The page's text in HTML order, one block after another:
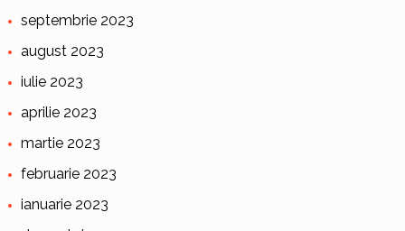
septembrie 2023
august 2023
iulie 2023
aprilie 2023
martie 2023
februarie 2023
ianuarie 2023